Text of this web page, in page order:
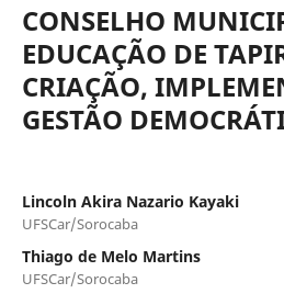
CONSELHO
EDUCAÇÃO DE
CRIAÇÃO,
GESTÃO
Lincoln Akira Nazario Kayaki
UFSCar/Sorocaba
Thiago de Melo Martins
UFSCar/Sorocaba